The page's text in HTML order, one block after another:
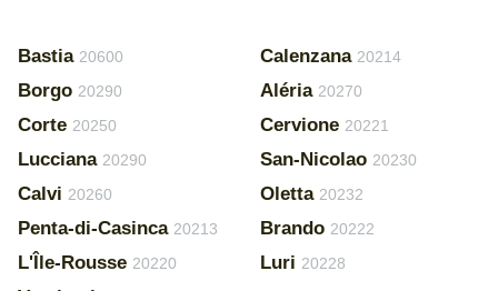
Bastia 20600
Borgo 20290
Corte 20250
Lucciana 20290
Calvi 20260
Penta-di-Casinca 20213
L'Île-Rousse 20220
Calenzana 20214
Aléria 20270
Cervione 20221
San-Nicolao 20230
Oletta 20232
Brando 20222
Luri 20228